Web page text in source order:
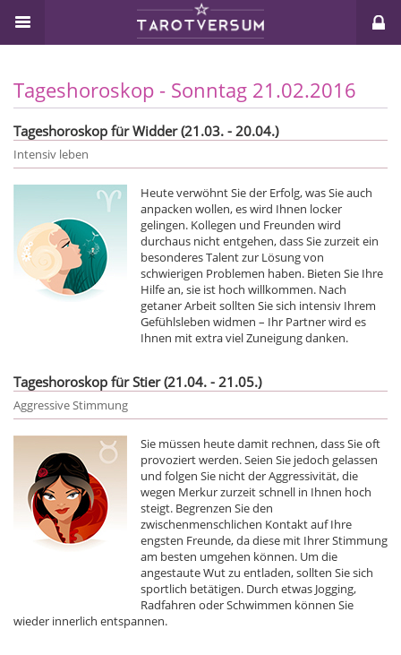
Tageshoroskop - Sonntag 21.02.2016
Tageshoroskop für Widder (21.03. - 20.04.)
Intensiv leben
Heute verwöhnt Sie der Erfolg, was Sie auch
anpacken wollen, es wird Ihnen locker
gelingen. Kollegen und Freunden wird
durchaus nicht entgehen, dass Sie zurzeit ein
besonderes Talent zur Lösung von
schwierigen Problemen haben. Bieten Sie Ihre
Hilfe an, sie ist hoch willkommen. Nach
getaner Arbeit sollten Sie sich intensiv Ihrem
Gefühlsleben widmen – Ihr Partner wird es
Ihnen mit extra viel Zuneigung danken.
Tageshoroskop für Stier (21.04. - 21.05.)
Aggressive Stimmung
Sie müssen heute damit rechnen, dass Sie oft
provoziert werden. Seien Sie jedoch gelassen
und folgen Sie nicht der Aggressivität, die
wegen Merkur zurzeit schnell in Ihnen hoch
steigt. Begrenzen Sie den
zwischenmenschlichen Kontakt auf Ihre
engsten Freunde, da diese mit Ihrer Stimmung
am besten umgehen können. Um die
angestaute Wut zu entladen, sollten Sie sich
sportlich betätigen. Durch etwas Jogging,
Radfahren oder Schwimmen können Sie
wieder innerlich entspannen.